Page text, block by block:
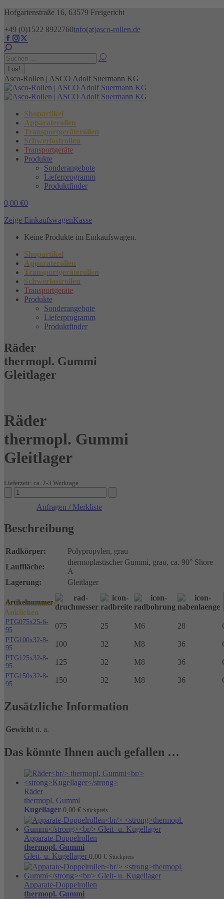
Zum
springen
Hofgartenstraße 16, 63579 Freigericht
+49 (0)1522 8922760info(at)asco-rollen.de
Facebook
page
opens
in
new
window
Instagram
opens
in
new
window
opens
in
new
window
Search:
Asco-Rollen | ASCO Adolf Suermann KG
Shopartikel
Apparaterollen
Transportgeräterollen
Schwerlastrollen
Transportgeräte
Produkte
Sonderangebote
Lieferprogramm
Produktfinder
0,00 €0
Zeige EinkaufswagenKasse
Keine Produkte im Einkaufswagen.
Shopartikel
Apparaterollen
Transportgeräterollen
Schwerlastrollen
Transportgeräte
Produkte
Sonderangebote
Lieferprogramm
Produktfinder
Räder
thermopl. Gummi
Gleitlager
Räder
thermopl. Gummi
Gleitlager
Lieferzeit: ca. 2-3 Werktage
Räder
thermopl.
Menge
Anfragen / Merkliste
Beschreibung
Radkörper:
Polypropylen, grau
Lauffläche:
thermoplastischer Gummi, grau, ca. 90° Shore
A
Lagerung:
Gleitlager
Artikelnummer
Anklicken
Artikelnummer
PTG075x25-6-
95
075 25 M6 28
PTG100x32-8-
95
100 32 M8 36
PTG125x32-8-
95
125 32 M8 36
PTG150x32-8-
95
150 32 M8 36
Zusätzliche Information
Gewicht n. a.
Das könnte Ihnen auch gefallen …
Räder
thermopl. Gummi
Kugellager 0,00 € Stückpreis
Apparate-Doppelrollen
thermopl. Gummi
Gleit- u. Kugellager 0,00 € Stückpreis
Apparate-Doppelrollen
thermopl. Gummi